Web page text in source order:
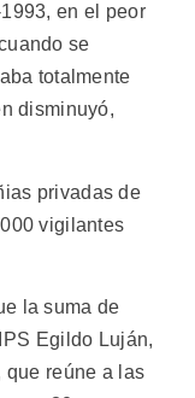
en el peor
se
totalmente
disminuyó,
privadas de
vigilantes
la suma de
Egildo Luján,
que reúne a las